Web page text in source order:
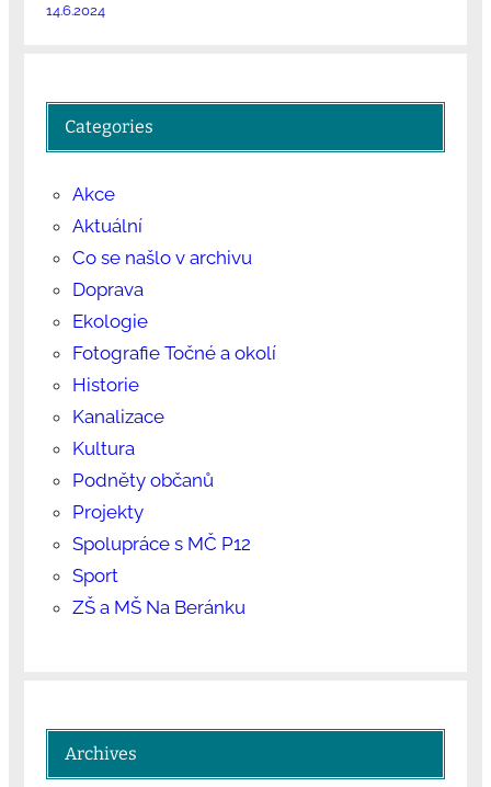
14.6.2024
Categories
Akce
Aktuální
Co se našlo v archivu
Doprava
Ekologie
Fotografie Točné a okolí
Historie
Kanalizace
Kultura
Podněty občanů
Projekty
Spolupráce s MČ P12
Sport
ZŠ a MŠ Na Beránku
Archives